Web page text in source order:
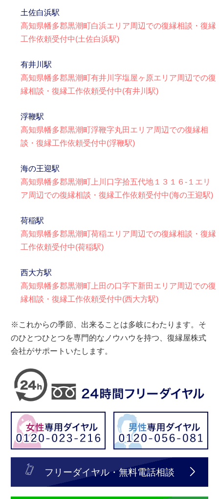
土佐白浜駅
高知県幡多郡黒潮町白浜エリア周辺での復縁相談・復縁
工作依頼受付中(土佐白浜駅)
有井川駅
高知県幡多郡黒潮町有井川字塩屋ヶ原エリア周辺での復
縁相談・復縁工作依頼受付中(有井川駅)
浮鞭駅
高知県幡多郡黒潮町浮鞭字丸田エリア周辺での復縁相
談・復縁工作依頼受付中(浮鞭駅)
海の王迎駅
高知県幡多郡黒潮町上川口字拾五代地１３１６-１エリ
ア周辺での復縁相談・復縁工作依頼受付中(海の王迎駅)
荷稲駅
高知県幡多郡黒潮町荷稲エリア周辺での復縁相談・復縁
工作依頼受付中(荷稲駅)
西大方駅
高知県幡多郡黒潮町上田の口字下新田エリア周辺での復
縁相談・復縁工作依頼受付中(西大方駅)
※これからの季節、出来ることは多岐にわたります。そ
のひとつひとつを専門的なノウハウを持つ、復縁屋株式
会社がサポートいたします。
フリーダイヤル・無料電話相談